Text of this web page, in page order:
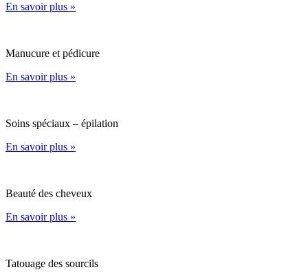
En savoir plus »
Manucure et pédicure
En savoir plus »
Soins spéciaux – épilation
En savoir plus »
Beauté des cheveux
En savoir plus »
Tatouage des sourcils